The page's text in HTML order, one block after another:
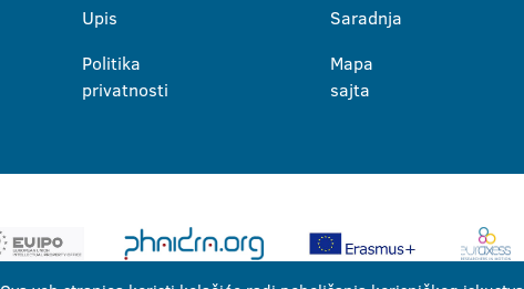
Upis
Politika
privatnosti
Saradnja
Mapa
sajta